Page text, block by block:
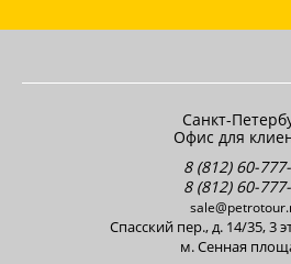
Санкт-
Офис для
8 (812) 60-
8 (812) 60-
Cпасский пер., д. 14/35, 3
м. Сенная